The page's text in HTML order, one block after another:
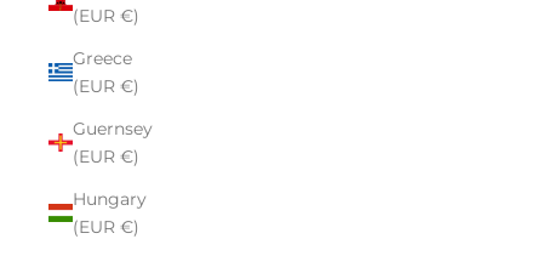
(EUR €)
Greece
(EUR €)
Guernsey
(EUR €)
Hungary
(EUR €)